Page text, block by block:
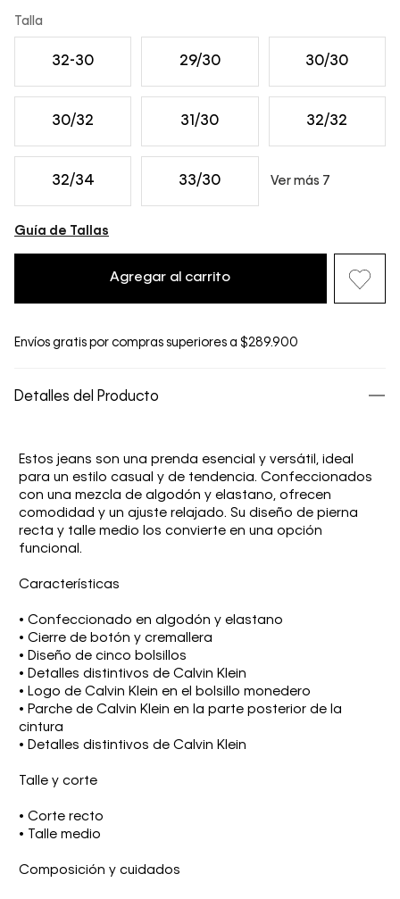
Talla
32-30 29/30 30/30
30/32 31/30 32/32
32/34 33/30 Ver más 7
Guía de Tallas
Agregar al carrito
Envíos gratis por compras superiores a $289.900
Detalles del Producto
Estos jeans son una prenda esencial y versátil, ideal
para un estilo casual y de tendencia. Confeccionados
con una mezcla de algodón y elastano, ofrecen
comodidad y un ajuste relajado. Su diseño de pierna
recta y talle medio los convierte en una opción
funcional.
Características
• Confeccionado en algodón y elastano
• Cierre de botón y cremallera
• Diseño de cinco bolsillos
• Detalles distintivos de Calvin Klein
• Logo de Calvin Klein en el bolsillo monedero
• Parche de Calvin Klein en la parte posterior de la
cintura
• Detalles distintivos de Calvin Klein
Talle y corte
• Corte recto
• Talle medio
Composición y cuidados